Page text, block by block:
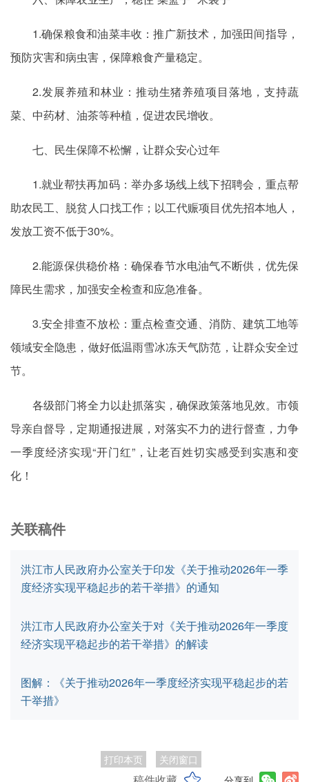
1.确保粮食和油菜丰收：推广新技术，加强田间指导，
预防灾害和病虫害，保障粮食产量稳定。
2.发展养殖和林业：推动生猪养殖项目落地，支持蔬
菜、中药材、油茶等种植，促进农民增收。
七、民生保障不松懈，让群众安心过年
1.就业帮扶再加码：举办多场线上线下招聘会，重点帮
助农民工、脱贫人口找工作；以工代赈项目优先招本地人，
发放工资不低于30%。
2.能源保供稳价格：确保春节水电油气不断供，优先保
障民生需求，加强安全检查和应急准备。
3.安全排查不放松：重点检查交通、消防、建筑工地等
领域安全隐患，做好低温雨雪冰冻天气防范，让群众安全过
节。
各级部门将全力以赴抓落实，确保政策落地见效。市领
导亲自督导，定期通报进展，对落实不力的进行督查，力争
一季度经济实现“开门红”，让老百姓切实感受到实惠和变
化！
关联稿件
洪江市人民政府办公室关于印发《关于推动2026年一季
度经济实现平稳起步的若干举措》的通知
洪江市人民政府办公室关于对《关于推动2026年一季度
经济实现平稳起步的若干举措》的解读
图解：《关于推动2026年一季度经济实现平稳起步的若
干举措》
打印本页 关闭窗口